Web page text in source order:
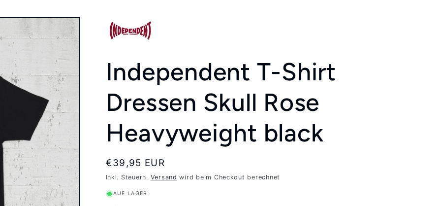
Independent T-Shirt
Dressen Skull Rose
Heavyweight black
Normaler
Preis
€39,95 EUR
Inkl. Steuern. Versand wird beim Checkout berechnet
AUF LAGER